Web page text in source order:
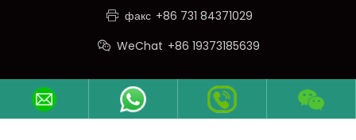
факс +86 731 84371029
WeChat +86 19373185639
Подписывайтесь На Нас